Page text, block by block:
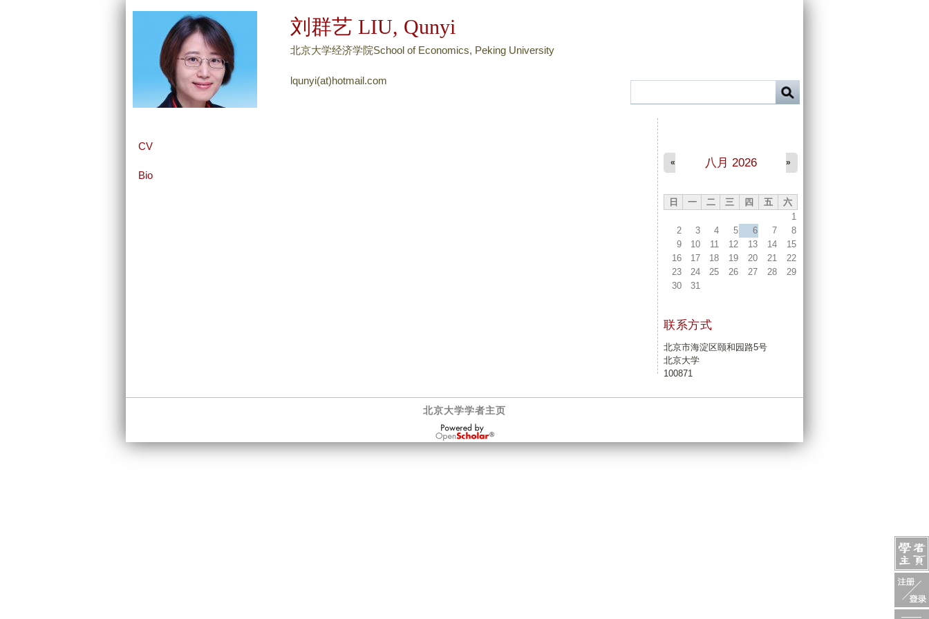
转
到
刘群艺 LIU, Qunyi
北京大学经济学院School of Economics, Peking University
lqunyi(at)hotmail.com
CV
Bio
八月 2026
« »
日 一 二 三 四 五
六
1
2
3 4 5 6 7
8
9
10 11 12 13 14
15
16
17 18 19 20 21
22
23
24 25 26 27 28
29
30
31
联系方式
北京市海淀区颐和园路5号
北京大学
100871
北京大学学者主页
OpenScholar